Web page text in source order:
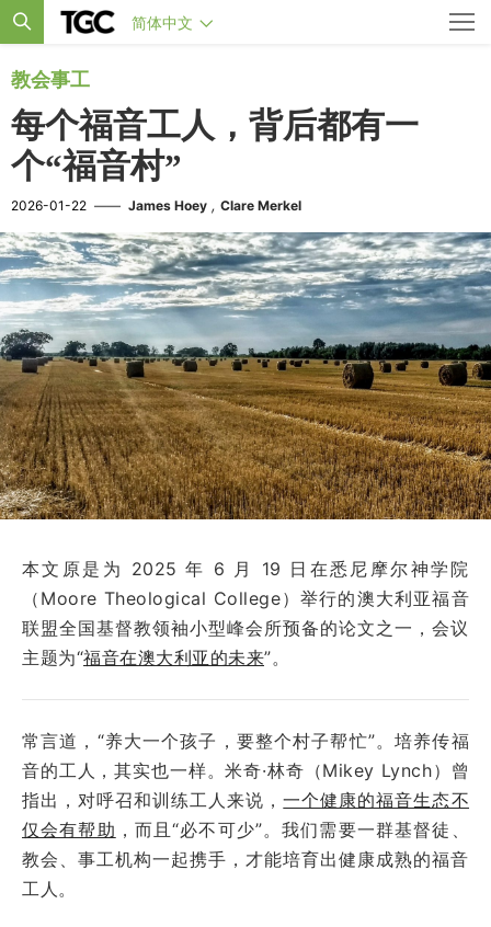
简体中文
教会事工
每个福音工人，背后都有一
个“福音村”
2026-01-22 —— James Hoey , Clare Merkel
本文原是为 2025 年 6 月 19 日在悉尼摩尔神学院
（Moore Theological College）举行的澳大利亚福音
联盟全国基督教领袖小型峰会所预备的论文之一，会议
主题为“福音在澳大利亚的未来”。
常言道，“养大一个孩子，要整个村子帮忙”。培养传福
音的工人，其实也一样。米奇·林奇（Mikey Lynch）曾
指出，对呼召和训练工人来说，一个健康的福音生态不
仅会有帮助 ，而且“必不可少”。我们需要一群基督徒、
教会、事工机构一起携手，才能培育出健康成熟的福音
工人。